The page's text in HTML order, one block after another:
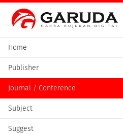
Home
Publisher
Journal / Conference
Subject
Suggest